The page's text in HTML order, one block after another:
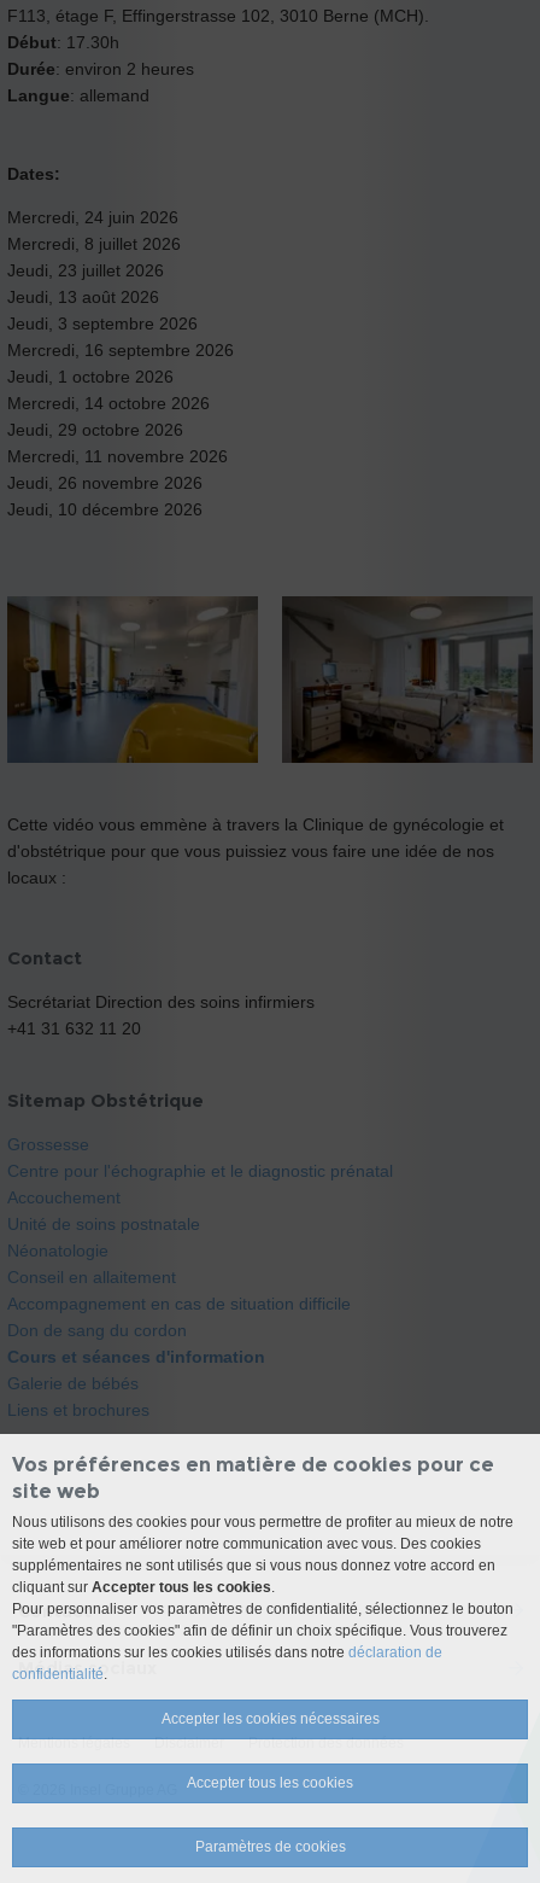
F113, étage F, Effingerstrasse 102, 3010 Berne (MCH).
Début: 17.30h
Durée: environ 2 heures
Langue: allemand
Dates:
Mercredi, 24 juin 2026
Mercredi, 8 juillet 2026
Jeudi, 23 juillet 2026
Jeudi, 13 août 2026
Jeudi, 3 septembre 2026
Mercredi, 16 septembre 2026
Jeudi, 1 octobre 2026
Mercredi, 14 octobre 2026
Jeudi, 29 octobre 2026
Mercredi, 11 novembre 2026
Jeudi, 26 novembre 2026
Jeudi, 10 décembre 2026
Cette vidéo vous emmène à travers la Clinique de gynécologie et
d'obstétrique pour que vous puissiez vous faire une idée de nos
locaux :
Contact
Secrétariat Direction des soins infirmiers
+41 31 632 11 20
Sitemap Obstétrique
Grossesse
Centre pour l'échographie et le diagnostic prénatal
Accouchement
Unité de soins postnatale
Néonatologie
Conseil en allaitement
Accompagnement en cas de situation difficile
Don de sang du cordon
Cours et séances d'information
Galerie de bébés
Liens et brochures
Contact
Médias sociaux
Mentions légales Disclaimer Protection des données
Vos préférences en matière de cookies pour ce
site web
Nous utilisons des cookies pour vous permettre de profiter au mieux de notre
site web et pour améliorer notre communication avec vous. Des cookies
supplémentaires ne sont utilisés que si vous nous donnez votre accord en
cliquant sur Accepter tous les cookies.
Pour personnaliser vos paramètres de confidentialité, sélectionnez le bouton
"Paramètres des cookies" afin de définir un choix spécifique. Vous trouverez
des informations sur les cookies utilisés dans notre déclaration de
confidentialité.
Accepter les cookies nécessaires
Accepter tous les cookies
Paramètres de cookies